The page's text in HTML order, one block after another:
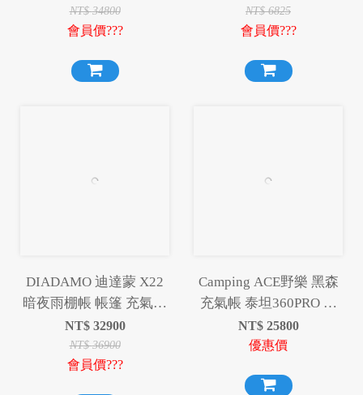
NT$34800
會員價???
NT$6825
會員價???
DIADAMO 迪達蒙 X22
暗夜雨棚帳 帳篷 充氣帳
篷 充氣帳 天幕 露營 野
營
NT$ 32900
NT$36900
會員價???
Camping ACE野樂 黑森
充氣帳 泰坦360PRO 充
氣帳 6-8人帳 炊事帳 充
氣帳篷 泰坦
NT$ 25800
優惠價